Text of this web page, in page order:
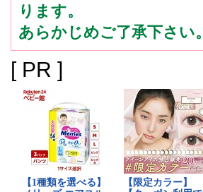
ります。
あらかじめご了承下さい。
[ PR ]